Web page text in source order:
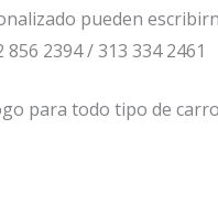
pueden
2394 / 313 334 2461
para todo tipo de